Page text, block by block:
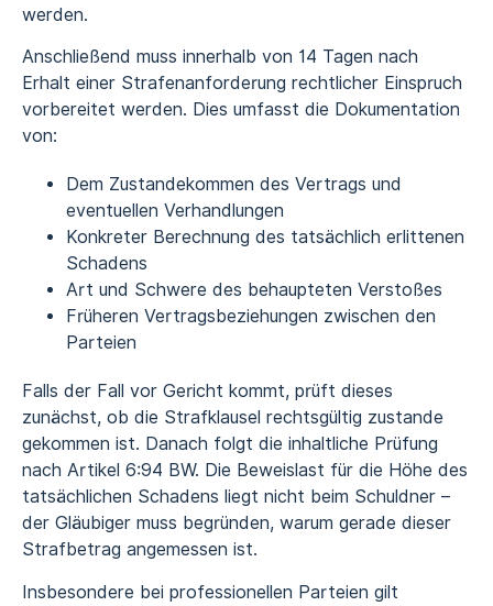
werden.
Anschließend muss innerhalb von 14 Tagen nach
Erhalt einer Strafenanforderung rechtlicher Einspruch
vorbereitet werden. Dies umfasst die Dokumentation
von:
Dem Zustandekommen des Vertrags und
eventuellen Verhandlungen
Konkreter Berechnung des tatsächlich erlittenen
Schadens
Art und Schwere des behaupteten Verstoßes
Früheren Vertragsbeziehungen zwischen den
Parteien
Falls der Fall vor Gericht kommt, prüft dieses
zunächst, ob die Strafklausel rechtsgültig zustande
gekommen ist. Danach folgt die inhaltliche Prüfung
nach Artikel 6:94 BW. Die Beweislast für die Höhe des
tatsächlichen Schadens liegt nicht beim Schuldner –
der Gläubiger muss begründen, warum gerade dieser
Strafbetrag angemessen ist.
Insbesondere bei professionellen Parteien gilt